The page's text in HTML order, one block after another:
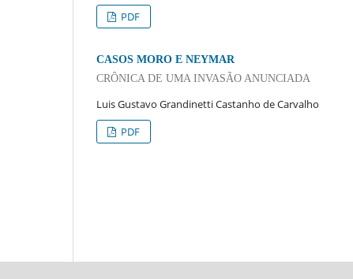
PDF
CASOS MORO E NEYMAR
CRÔNICA DE UMA INVASÃO ANUNCIADA
Luis Gustavo Grandinetti Castanho de Carvalho
PDF